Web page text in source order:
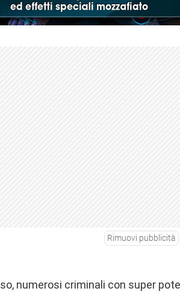
Rimuovi pubblicità
numerosi criminali con super